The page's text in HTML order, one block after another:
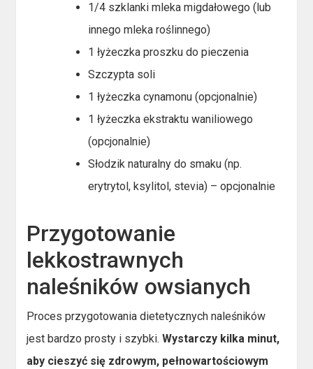
1/4 szklanki mleka migdałowego (lub
innego mleka roślinnego)
1 łyżeczka proszku do pieczenia
Szczypta soli
1 łyżeczka cynamonu (opcjonalnie)
1 łyżeczka ekstraktu waniliowego
(opcjonalnie)
Słodzik naturalny do smaku (np.
erytrytol, ksylitol, stevia) – opcjonalnie
Przygotowanie
lekkostrawnych
naleśników owsianych
Proces przygotowania dietetycznych naleśników
jest bardzo prosty i szybki.Wystarczy kilka minut,
aby cieszyć się zdrowym, pełnowartościowym